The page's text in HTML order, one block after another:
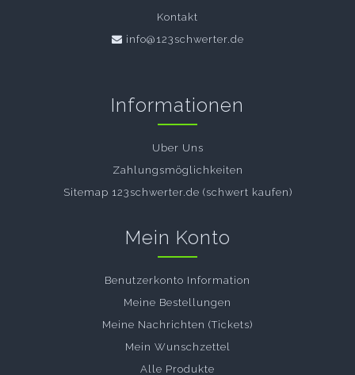
Kontakt
info@123schwerter.de
Informationen
Uber Uns
Zahlungsmöglichkeiten
Sitemap 123schwerter.de (schwert kaufen)
Mein Konto
Benutzerkonto Information
Meine Bestellungen
Meine Nachrichten (Tickets)
Mein Wunschzettel
Alle Produkte